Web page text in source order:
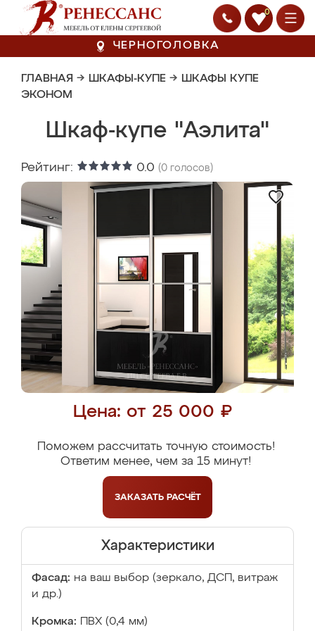
0
ЧЕРНОГОЛОВКА
ГЛАВНАЯ → ШКАФЫ-КУПЕ → ШКАФЫ КУПЕ
ЭКОНОМ
Шкаф-купе "Аэлита"
Рейтинг: 0.0 (0 голосов)
Цена: от 25 000 ₽
Поможем рассчитать точную стоимость!
Ответим менее, чем за 15 минут!
ЗАКАЗАТЬ РАСЧЁТ
Характеристики
Фасад: на ваш выбор (зеркало, ДСП, витраж
и др.)
Кромка: ПВХ (0,4 мм)